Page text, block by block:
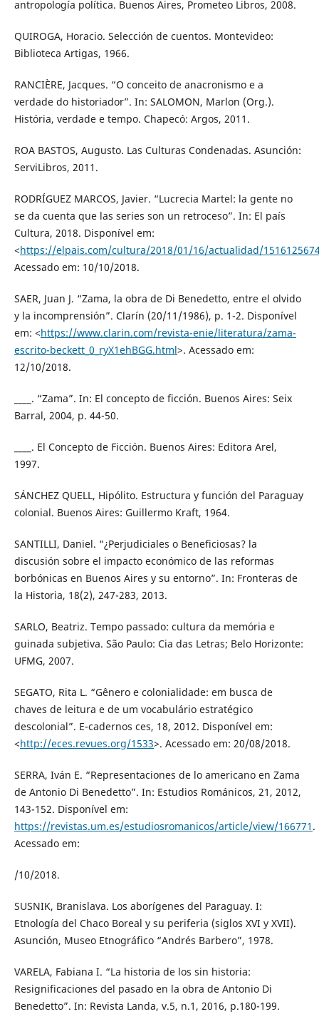
antropología política. Buenos Aires, Prometeo Libros, 2008.
QUIROGA, Horacio. Selección de cuentos. Montevideo:
Biblioteca Artigas, 1966.
RANCIÈRE, Jacques. “O conceito de anacronismo e a
verdade do historiador”. In: SALOMON, Marlon (Org.).
História, verdade e tempo. Chapecó: Argos, 2011.
ROA BASTOS, Augusto. Las Culturas Condenadas. Asunción:
ServiLibros, 2011.
RODRÍGUEZ MARCOS, Javier. “Lucrecia Martel: la gente no
se da cuenta que las series son un retroceso”. In: El país
Cultura, 2018. Disponível em:
<https://elpais.com/cultura/2018/01/16/actualidad/
Acessado em: 10/10/2018.
SAER, Juan J. “Zama, la obra de Di Benedetto, entre el olvido
y la incomprensión”. Clarín (20/11/1986), p. 1-2. Disponível
em: <https://www.clarin.com/revista-enie/literatura/zama-
escrito-beckett_0_ryX1ehBGG.html>. Acessado em:
12/10/2018.
____. “Zama”. In: El concepto de ficción. Buenos Aires: Seix
Barral, 2004, p. 44-50.
____. El Concepto de Ficción. Buenos Aires: Editora Arel,
1997.
SÁNCHEZ QUELL, Hipólito. Estructura y función del Paraguay
colonial. Buenos Aires: Guillermo Kraft, 1964.
SANTILLI, Daniel. “¿Perjudiciales o Beneficiosas? la
discusión sobre el impacto económico de las reformas
borbónicas en Buenos Aires y su entorno”. In: Fronteras de
la Historia, 18(2), 247-283, 2013.
SARLO, Beatriz. Tempo passado: cultura da memória e
guinada subjetiva. São Paulo: Cia das Letras; Belo Horizonte:
UFMG, 2007.
SEGATO, Rita L. “Gênero e colonialidade: em busca de
chaves de leitura e de um vocabulário estratégico
descolonial”. E-cadernos ces, 18, 2012. Disponível em:
<http://eces.revues.org/1533>. Acessado em: 20/08/2018.
SERRA, Iván E. “Representaciones de lo americano en Zama
de Antonio Di Benedetto”. In: Estudios Románicos, 21, 2012,
143-152. Disponível em:
https://revistas.um.es/estudiosromanicos/article/view/166771 .
Acessado em:
/10/2018.
SUSNIK, Branislava. Los aborígenes del Paraguay. I:
Etnología del Chaco Boreal y su periferia (siglos XVI y XVII).
Asunción, Museo Etnográfico “Andrés Barbero”, 1978.
VARELA, Fabiana I. “La historia de los sin historia:
Resignificaciones del pasado en la obra de Antonio Di
Benedetto”. In: Revista Landa, v.5, n.1, 2016, p.180-199.